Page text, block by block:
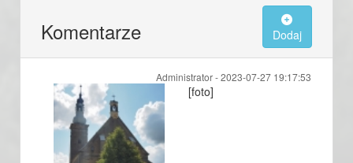
Komentarze Dodaj
Administrator -2023-07-27 19:17:53
[foto]